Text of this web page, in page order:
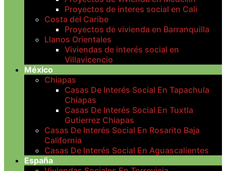
Proyectos de interes social en Cali
Costa del Caribe
Proyectos de vivienda en Barranquilla
Llanos Orientales
Viviendas de interés social en
Villavicencio
México
Chiapas
Casas De Interés Social En Tapachula
Chiapas
Casas De Interés Social En Tuxtla
Gutierrez Chiapas
Casas De Interés Social En Rosarito Baja
California
Casas De Interés Social En Aguascalientes
España